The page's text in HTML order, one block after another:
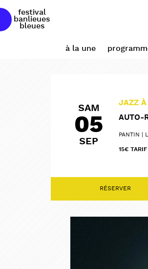
festival
banlieues
bleues
à la une
SAM
05
SEP
JAZZ À
AUTO-
PANTIN
15€
RÉSERVER